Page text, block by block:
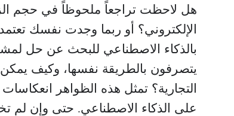
هل لاحظت تراجعاً ملحوظاً في حجم
الإلكتروني؟ أو ربما وجدت نفسك
بالذكاء الاصطناعي للبحث عن حل
يتصرفون بالطريقة نفسها، وكيف
التجارية؟ تمثل هذه الظواهر
على الذكاء الاصطناعي. حتى وإن لم